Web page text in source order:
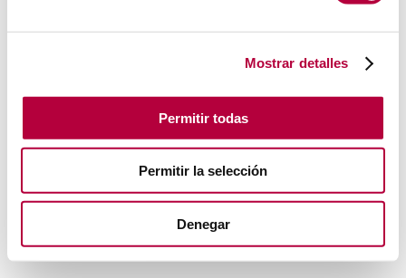
Mostrar detalles
Permitir todas
Permitir la selección
Denegar